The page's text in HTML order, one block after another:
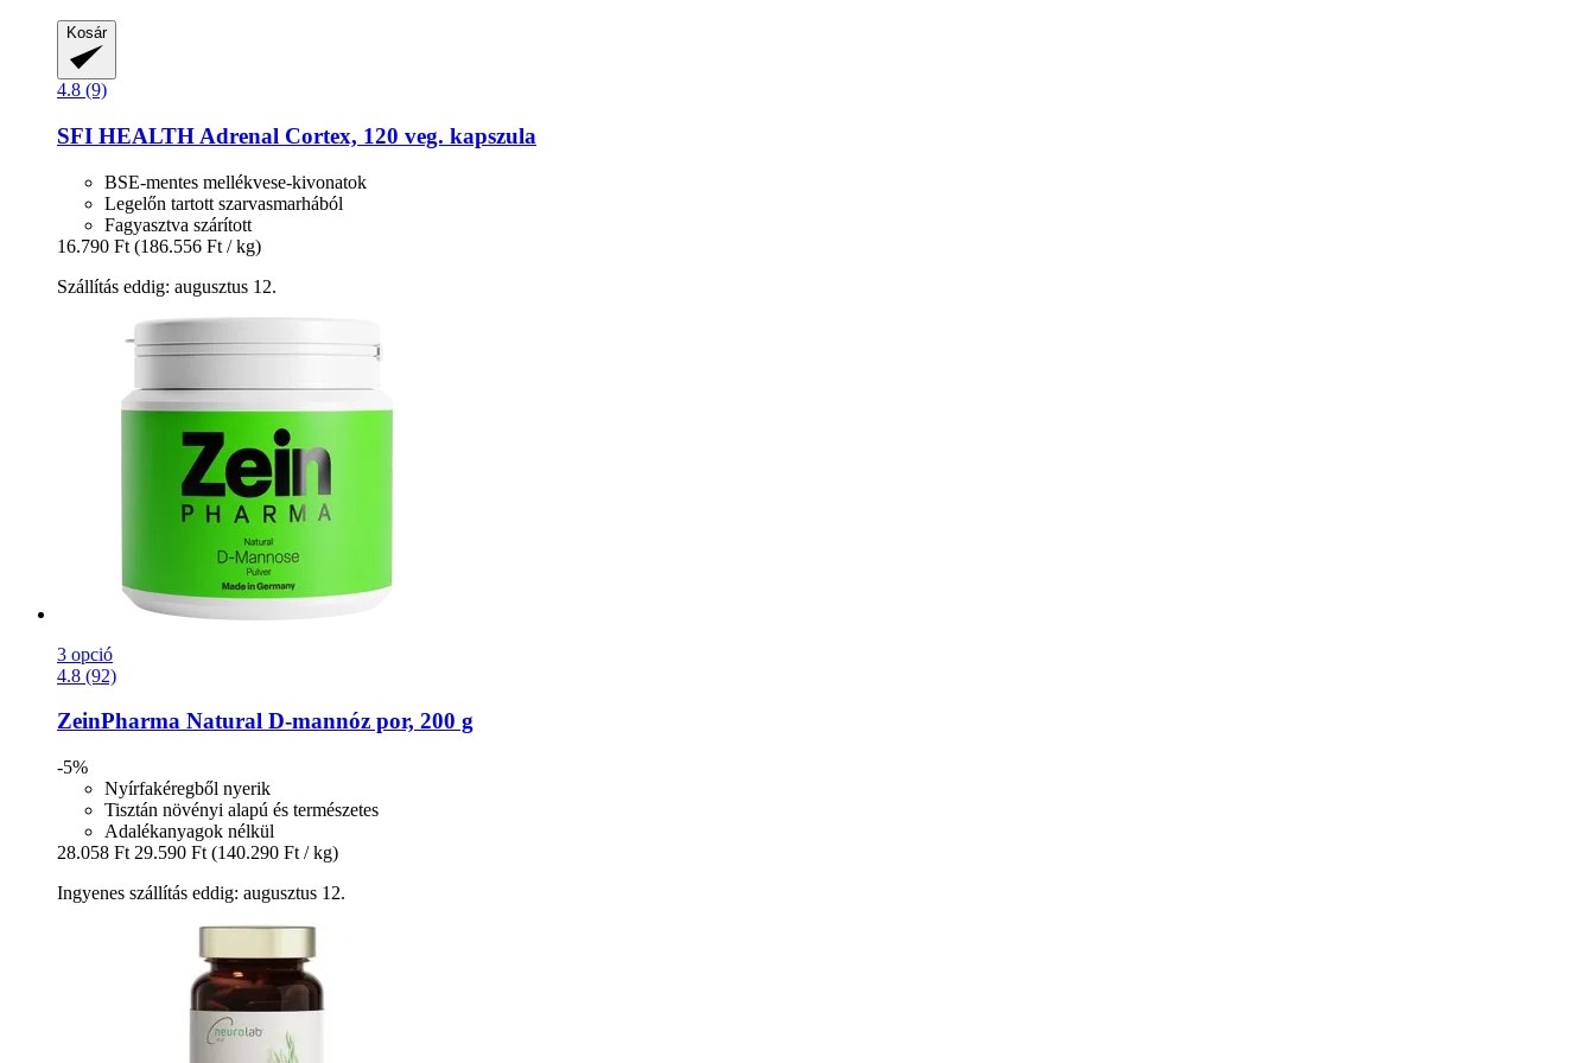
Kosár
4.8 (9)
SFI HEALTH Adrenal Cortex, 120 veg. kapszula
BSE-mentes mellékvese-kivonatok
Legelőn tartott szarvasmarhából
Fagyasztva szárított
16.790 Ft (186.556 Ft / kg)
Szállítás eddig: augusztus 12.
3 opció
4.8 (92)
ZeinPharma Natural D-​mannóz por, 200 g
-5%
Nyírfakéregből nyerik
Tisztán növényi alapú és természetes
Adalékanyagok nélkül
28.058 Ft 29.590 Ft (140.290 Ft / kg)
Ingyenes szállítás eddig: augusztus 12.